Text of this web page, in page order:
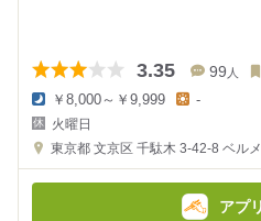
3.35 99 人
夜
の
金
￥8,000～￥9,999
金
-
火曜日
東京都 文京区 千駄木 3-42-8 ベル
アプ